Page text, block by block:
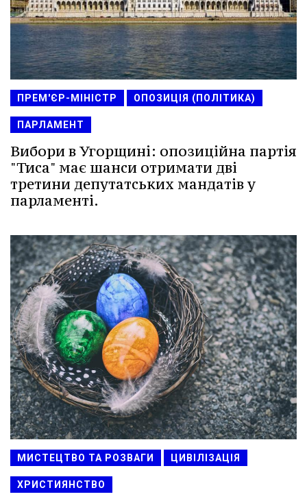
ПРЕМ'ЄР-МІНІСТР ОПОЗИЦІЯ (ПОЛІТИКА)
ПАРЛАМЕНТ
Вибори в Угорщині: опозиційна партія
"Тиса" має шанси отримати дві
третини депутатських мандатів у
парламенті.
МИСТЕЦТВО ТА РОЗВАГИ ЦИВІЛІЗАЦІЯ
ХРИСТИЯНСТВО